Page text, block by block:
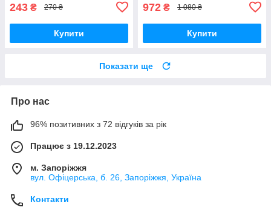
243 ₴ 270 ₴
Купити
972 ₴ 1 080 ₴
Купити
Показати ще
Про нас
96% позитивних з 72 відгуків за рік
Працює з 19.12.2023
м. Запоріжжя
вул. Офіцерська, б. 26, Запоріжжя, Україна
Контакти